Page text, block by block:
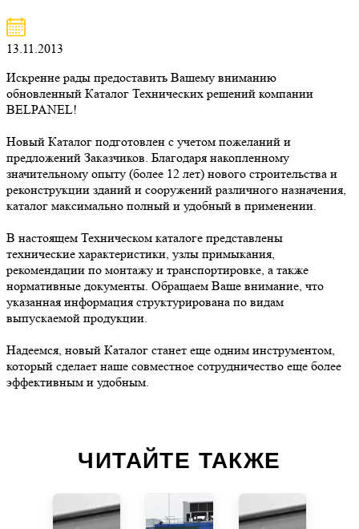
13.11.2013
Искренне рады предоставить Вашему вниманию
обновленный Каталог Технических решений компании
BELPANEL!
Новый Каталог подготовлен с учетом пожеланий и
предложений Заказчиков. Благодаря накопленному
значительному опыту (более 12 лет) нового строительства и
реконструкции зданий и сооружений различного назначения,
каталог максимально полный и удобный в применении.
В настоящем Техническом каталоге представлены
технические характеристики, узлы примыкания,
рекомендации по монтажу и транспортировке, а также
нормативные документы. Обращаем Ваше внимание, что
указанная информация структурирована по видам
выпускаемой продукции.
Надеемся, новый Каталог станет еще одним инструментом,
который сделает наше совместное сотрудничество еще более
эффективным и удобным.
ЧИТАЙТЕ ТАКЖЕ